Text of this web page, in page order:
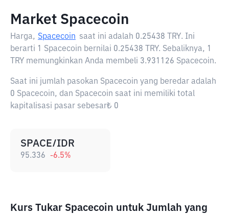
Market Spacecoin
Harga, Spacecoin saat ini adalah 0.25438 TRY. Ini
berarti 1 Spacecoin bernilai 0.25438 TRY. Sebaliknya, 1
TRY memungkinkan Anda membeli 3.931126 Spacecoin.
Saat ini jumlah pasokan Spacecoin yang beredar adalah
0 Spacecoin, dan Spacecoin saat ini memiliki total
kapitalisasi pasar sebesar₺ 0
SPACE/IDR
95.336 -6.5%
Kurs Tukar Spacecoin untuk Jumlah yang